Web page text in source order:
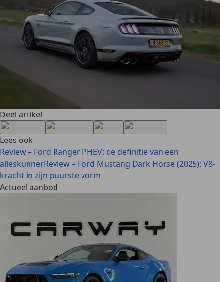
Deel artikel
Lees ook
Review – Ford Ranger PHEV: de definitie van een
alleskunnerReview – Ford Mustang Dark Horse (2025): V8-
kracht in zijn puurste vorm
Actueel aanbod